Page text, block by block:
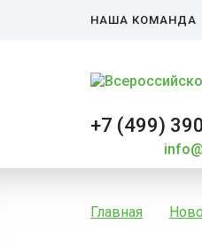
НАША КОМАНДА
+7 (499)
Главная